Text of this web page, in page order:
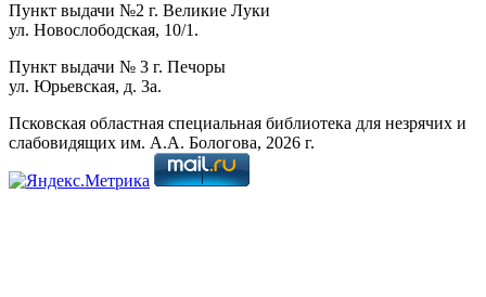
Пункт выдачи №2 г. Великие Луки
ул. Новослободская, 10/1.
Пункт выдачи № 3 г. Печоры
ул. Юрьевская, д. 3а.
Псковская областная специальная библиотека для незрячих и
слабовидящих им. А.А. Бологова, 2026 г.